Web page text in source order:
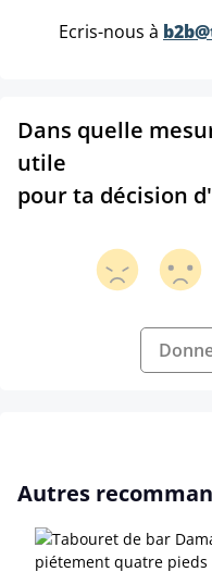
Ecris-nous à
Dans quelle
utile
pour ta décision
Ignorer la galerie de
Autres